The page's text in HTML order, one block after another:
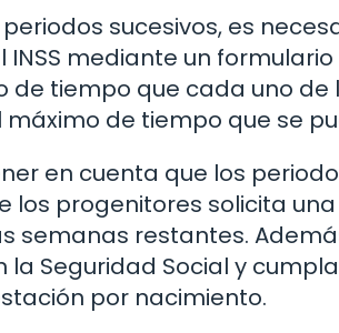
sucesivos, es
INSS mediante un
de tiempo que cada uno
de tiempo que se
en cuenta que los
los progenitores solicita
semanas restantes.
Seguridad Social y
por nacimiento.